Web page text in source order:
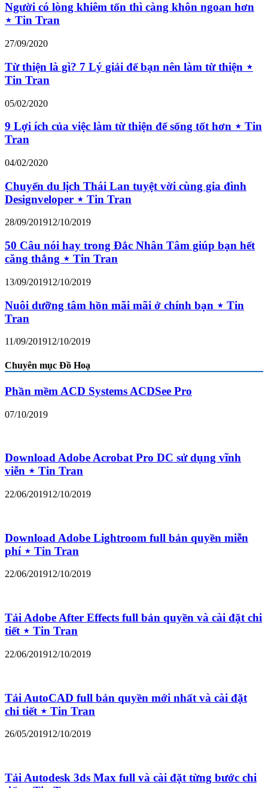
Người có lòng khiêm tốn thì càng khôn ngoan hơn
⋆ Tin Tran
27/09/2020
Từ thiện là gì? 7 Lý giải để bạn nên làm từ thiện ⋆
Tin Tran
05/02/2020
9 Lợi ích của việc làm từ thiện để sống tốt hơn ⋆ Tin
Tran
04/02/2020
Chuyến du lịch Thái Lan tuyệt vời cùng gia đình
Designveloper ⋆ Tin Tran
28/09/201912/10/2019
50 Câu nói hay trong Đắc Nhân Tâm giúp bạn hết
căng thẳng ⋆ Tin Tran
13/09/201912/10/2019
Nuôi dưỡng tâm hồn mãi mãi ở chính bạn ⋆ Tin
Tran
11/09/201912/10/2019
Chuyên mục Đồ Hoạ
Phần mềm ACD Systems ACDSee Pro
07/10/2019
Download Adobe Acrobat Pro DC sử dụng vĩnh
viễn ⋆ Tin Tran
22/06/201912/10/2019
Download Adobe Lightroom full bản quyền miễn
phí ⋆ Tin Tran
22/06/201912/10/2019
Tải Adobe After Effects full bản quyền và cài đặt chi
tiết ⋆ Tin Tran
22/06/201912/10/2019
Tải AutoCAD full bản quyền mới nhất và cài đặt
chi tiết ⋆ Tin Tran
26/05/201912/10/2019
Tải Autodesk 3ds Max full và cài đặt từng bước chi